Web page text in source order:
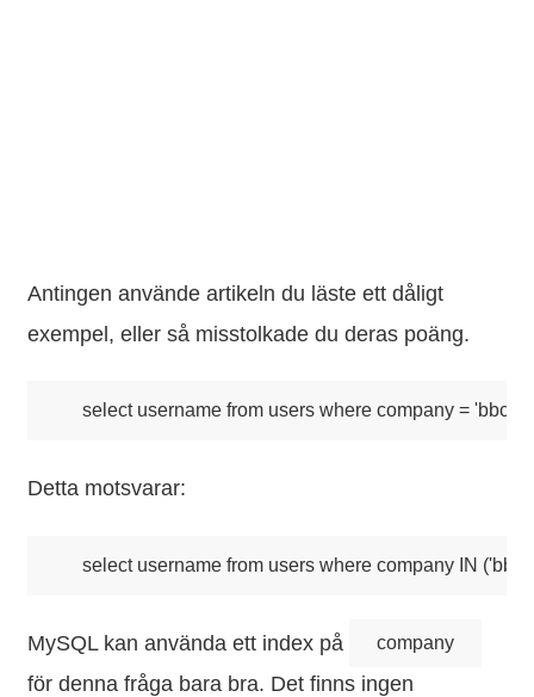
Antingen använde artikeln du läste ett dåligt
exempel, eller så misstolkade du deras poäng.
Detta motsvarar:
MySQL kan använda ett index på company
för denna fråga bara bra. Det finns ingen